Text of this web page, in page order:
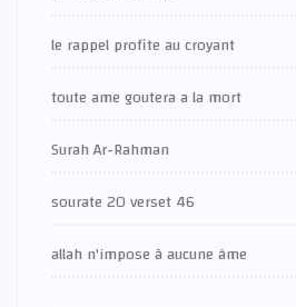
le rappel profite au croyant
toute ame goutera a la mort
Surah Ar-Rahman
sourate 20 verset 46
allah n'impose à aucune âme